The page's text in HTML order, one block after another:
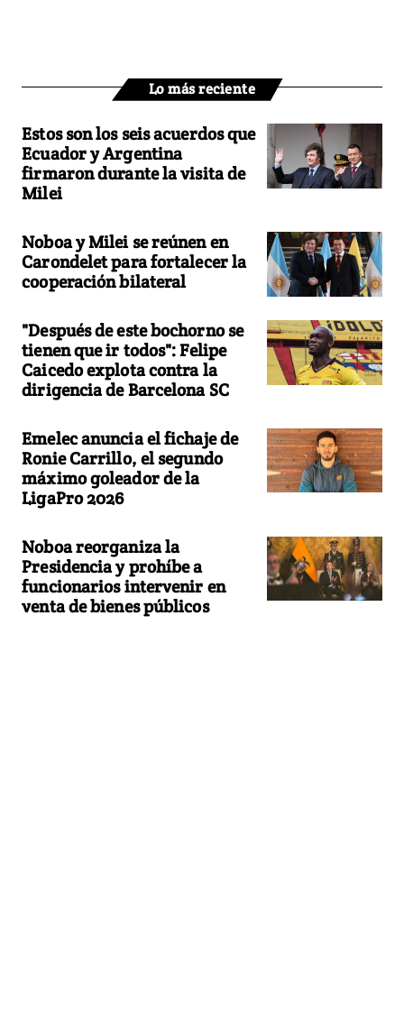
Lo más reciente
Estos son los seis acuerdos que
Ecuador y Argentina
firmaron durante la visita de
Milei
Noboa y Milei se reúnen en
Carondelet para fortalecer la
cooperación bilateral
"Después de este bochorno se
tienen que ir todos": Felipe
Caicedo explota contra la
dirigencia de Barcelona SC
Emelec anuncia el fichaje de
Ronie Carrillo, el segundo
máximo goleador de la
LigaPro 2026
Noboa reorganiza la
Presidencia y prohíbe a
funcionarios intervenir en
venta de bienes públicos